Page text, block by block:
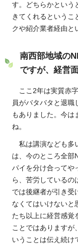
す。どちらかという
きてくれるというこ
クや紹介業者経由と
南西部地域の
ですが、経営
ここ2年は実質赤
員がバタバタと退職
もありました。今は
ね。
私は講演なども多
は、今のところ全部
パイを分け合ってや
ら、苦労しているの
では後継者が引き受
なくてはいけないと
たち以上に経営感覚
ことではありますが
いうことは伝え続け